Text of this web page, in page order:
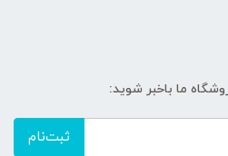
ما باخبر شوید:
ثبت‌نام